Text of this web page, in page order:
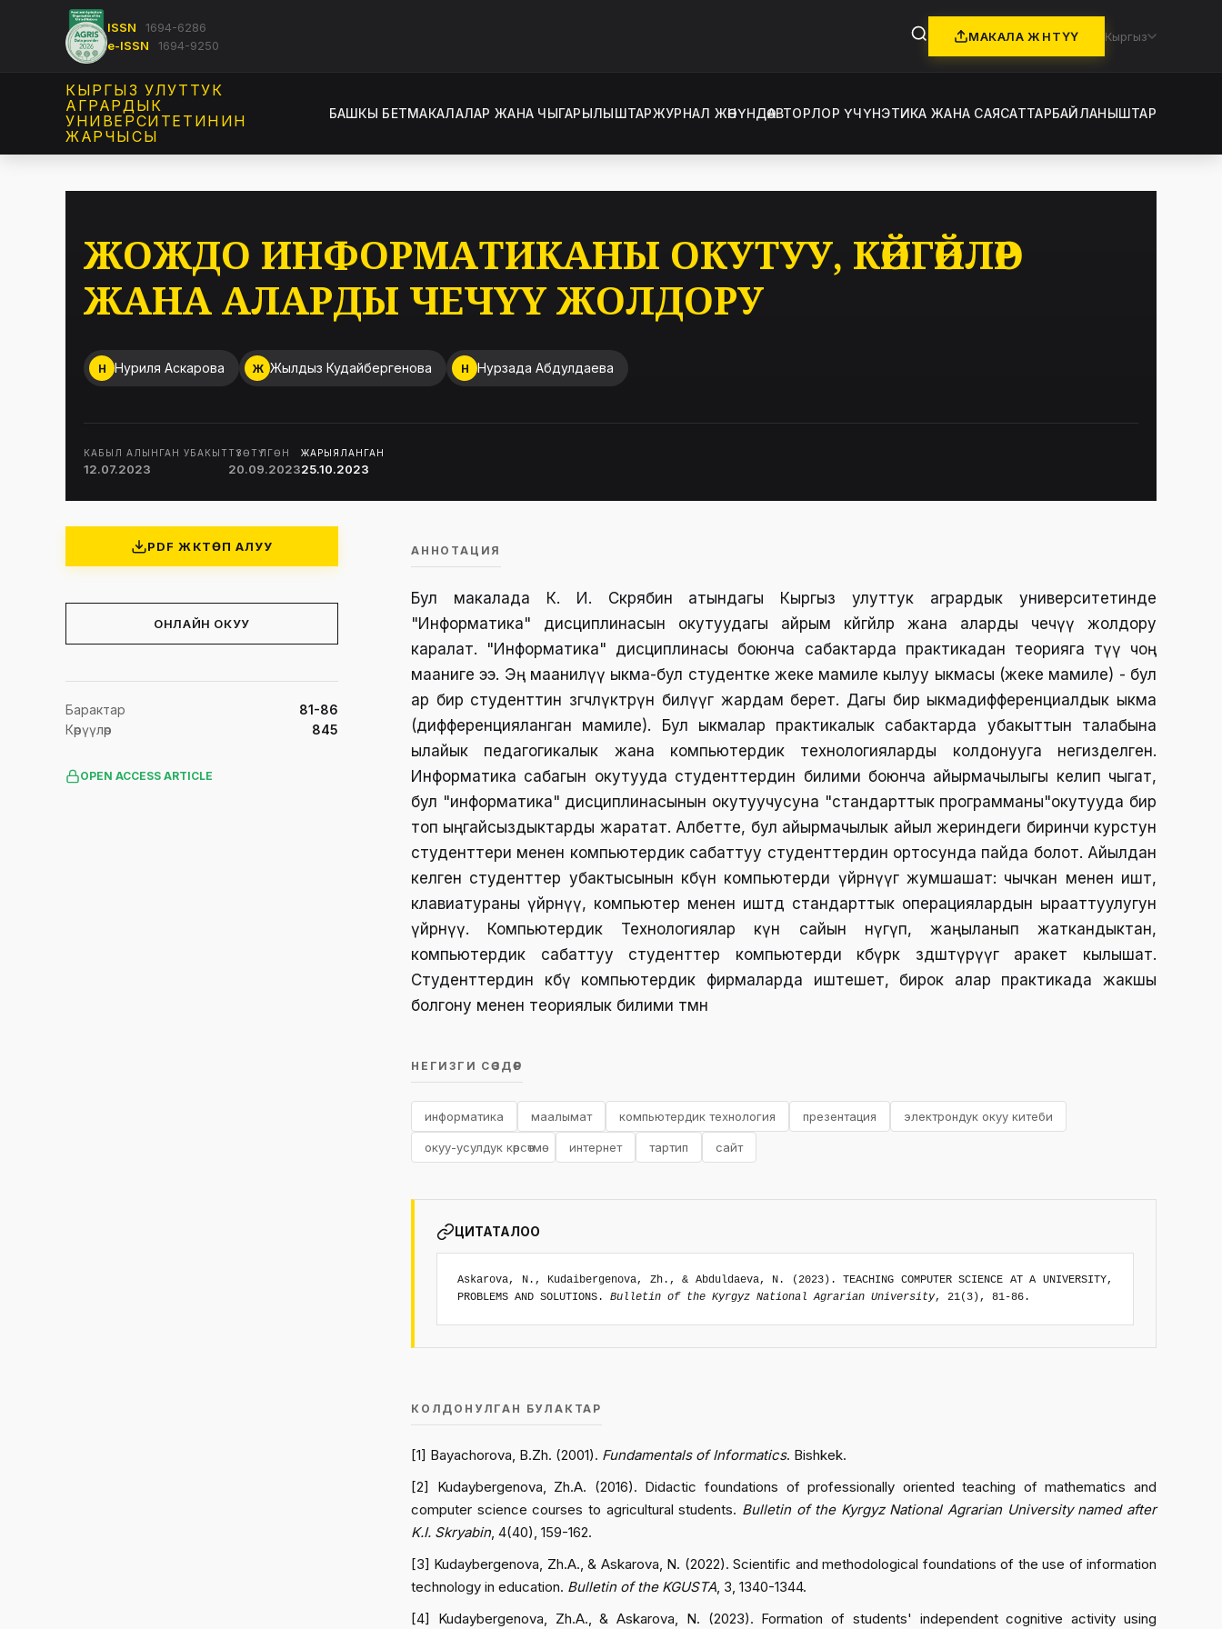
ISSN
1694-6286
e-ISSN
1694-9250
МАКАЛА ЖӨНӨТҮҮ Кыргыз
КЫРГЫЗ УЛУТТУК
АГРАРДЫК
УНИВЕРСИТЕТИНИН
ЖАРЧЫСЫ
БАШКЫ БЕТМАКАЛАЛАР ЖАНА ЧЫГАРЫЛЫШТАРЖУРНАЛ ЖӨНҮНДӨАВТОРЛОР ҮЧҮНЭТИКА ЖАНА САЯСАТТАРБАЙЛАНЫШТАР
ЖОЖДО ИНФОРМАТИКАНЫ ОКУТУУ, КӨЙГӨЙЛӨР
ЖАНА АЛАРДЫ ЧЕЧҮҮ ЖОЛДОРУ
Н Нуриля Аскарова Ж Жылдыз Кудайбергенова Н Нурзада Абдулдаева
КАБЫЛ АЛЫНГАН УБАКЫТ
12.07.2023
ТҮЗӨТҮЛГӨН
20.09.2023
ЖАРЫЯЛАНГАН
25.10.2023
PDF ЖҮКТӨП АЛУУ
ОНЛАЙН ОКУУ
Барактар
81-86
Көрүүлөр
845
OPEN ACCESS ARTICLE
АННОТАЦИЯ
Бул макалада К. И. Скрябин атындагы Кыргыз улуттук агрардык университетинде
"Информатика" дисциплинасын окутуудагы айрым көйгөйлөр жана аларды чечүү жолдору
каралат. "Информатика" дисциплинасы боюнча сабактарда практикадан теорияга өтүү чоң
мааниге ээ. Эң маанилүү ыкма-бул студентке жеке мамиле кылуу ыкмасы (жеке мамиле) - бул
ар бир студенттин өзгөчөлүктөрүн билүүгө жардам берет. Дагы бир ыкмадифференциалдык ыкма
(дифференцияланган мамиле). Бул ыкмалар практикалык сабактарда убакыттын талабына
ылайык педагогикалык жана компьютердик технологияларды колдонууга негизделген.
Информатика сабагын окутууда студенттердин билими боюнча айырмачылыгы келип чыгат,
бул "информатика" дисциплинасынын окутуучусуна "стандарттык программаны"окутууда бир
топ ыңгайсыздыктарды жаратат. Албетте, бул айырмачылык айыл жериндеги биринчи курстун
студенттери менен компьютердик сабаттуу студенттердин ортосунда пайда болот. Айылдан
келген студенттер убактысынын көбүн компьютерди үйрөнүүгө жумшашат: чычкан менен иштөө,
клавиатураны үйрөнүү, компьютер менен иштөөдө стандарттык операциялардын ырааттуулугун
үйрөнүү. Компьютердик Технологиялар күн сайын өнүгүп, жаңыланып жаткандыктан,
компьютердик сабаттуу студенттер компьютерди көбүрөөк өздөштүрүүгө аракет кылышат.
Студенттердин көбү компьютердик фирмаларда иштешет, бирок алар практикада жакшы
болгону менен теориялык билими төмөн
НЕГИЗГИ СӨЗДӨР
информатика маалымат компьютердик технология презентация электрондук окуу китеби
окуу-усулдук көрсөтмө интернет тартип сайт
ЦИТАТАЛОО
Askarova, N., Kudaibergenova, Zh., & Abduldaeva, N. (2023). TEACHING COMPUTER SCIENCE AT A UNIVERSITY,
PROBLEMS AND SOLUTIONS. Bulletin of the Kyrgyz National Agrarian University, 21(3), 81-86.
КОЛДОНУЛГАН БУЛАКТАР
[1] Bayachorova, B.Zh. (2001). Fundamentals of Informatics. Bishkek.
[2] Kudaybergenova, Zh.A. (2016). Didactic foundations of professionally oriented teaching of mathematics and
computer science courses to agricultural students. Bulletin of the Kyrgyz National Agrarian University named after
K.I. Skryabin, 4(40), 159-162.
[3] Kudaybergenova, Zh.A., & Askarova, N. (2022). Scientific and methodological foundations of the use of information
technology in education. Bulletin of the KGUSTA , 3, 1340-1344.
[4] Kudaybergenova, Zh.A., & Askarova, N. (2023). Formation of students' independent cognitive activity using